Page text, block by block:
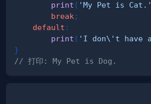
print ( 'My Pet is Cat.'
break ;
default :
print ( 'I don\'t have
}
// 打印: My Pet is Dog.